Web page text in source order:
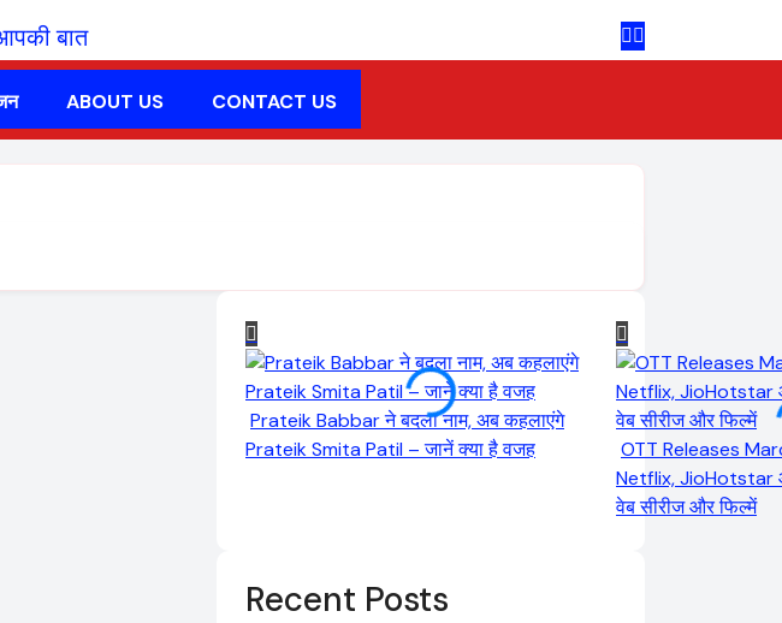
ABOUT US CONTACT US
Prateik Babbar ने बदला नाम, अब कहलाएंगे
Prateik Smita Patil – जानें क्या है वजह
OTT Releases
Netflix, JioHotstar
वेब सीरीज और फिल्में
Recent Posts